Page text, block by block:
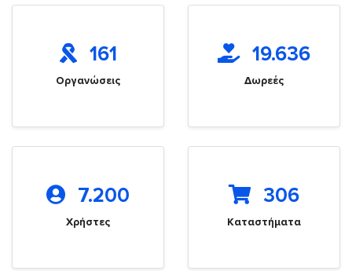
161
Οργανώσεις
19.636
Δωρεές
7.200
Χρήστες
306
Καταστήματα